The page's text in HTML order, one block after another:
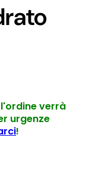
verrà
urgenze
!